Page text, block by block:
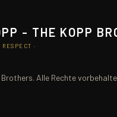
- THE KOPP
·
Alle Rechte